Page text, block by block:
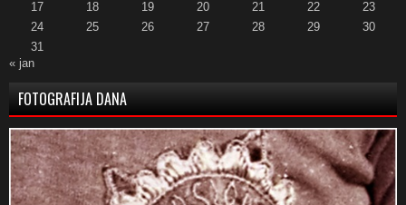
17
18 19 20 21 22
23
24
25 26 27 28 29
30
31
« jan
FOTOGRAFIJA DANA